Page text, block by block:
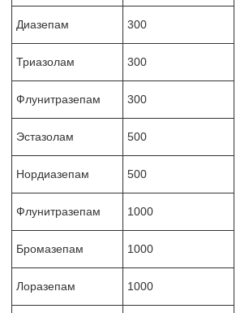
Диазепам 300
Триазолам 300
Флунитразепам 300
Эстазолам 500
Нордиазепам 500
Флунитразепам 1000
Бромазепам 1000
Лоразепам 1000